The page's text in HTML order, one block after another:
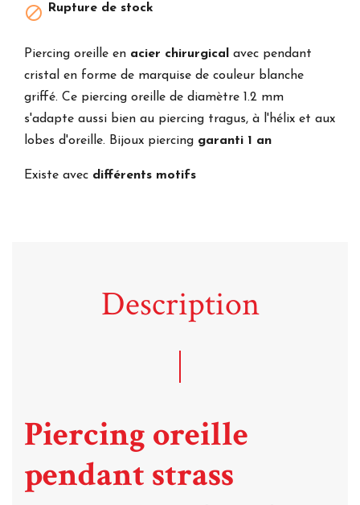
 Rupture de stock
Piercing oreille en acier chirurgical
avec pendant
cristal en forme de marquise de couleur blanche
griffé. Ce piercing oreille de diamètre 1.2 mm
s'adapte aussi bien au piercing tragus, à l'hélix et aux
lobes d'oreille. Bijoux piercing garanti 1 an
Existe avec différents motifs
Description
Piercing oreille
pendant strass